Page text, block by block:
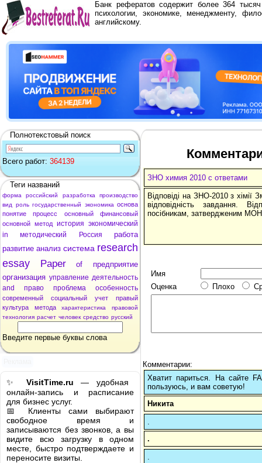
Банк рефератов содержит более 364
психологии, экономике, менеджменту,
английскому.
Полнотекстовый поиск
Всего работ: 364139
Теги названий
форма российский разработка
производство
вид
роль государственный экономика основа
понятие
процесс основный
финансовый
основной метод история экономический
in
методический Россия
работа
развитие анализ система research
essay
Paper of
предприятие
организация управление деятельность
and
право проблема особенность
современный социальный учет
правый
культура
метода характеристика
правовой
технология расчет человек средство русский
Введите первые буквы слова
✨ VisitTime.ru — удобная
онлайн-запись и расписание
для бизнес услуг.
📅 Клиенты сами выбирают
свободное время и
записываются без звонков, а вы
видите всю загрузку в одном
месте, быстро подтверждаете и
переносите визиты.
ЗНО химия 2010 с ответами
Відповіді на ЗНО-2010 з хімії
відповідність завдання.
посібникам, затвердженим МОН
Имя
Оценка
Плохо
Комментарии:
Хватит париться. На сайте
пользуюсь, и вам советую!
Никита
.